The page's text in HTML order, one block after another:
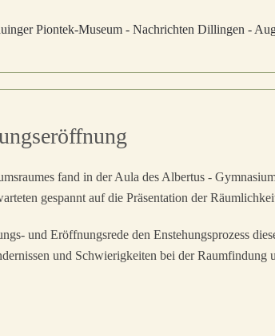
Piontek-Museum - Nachrichten Dillingen -
fand in der Aula des Albertus -
gespannt auf die Präsentation der
und Eröffnungsrede den Enstehungsprozess
und Schwierigkeiten bei der Raumfindung